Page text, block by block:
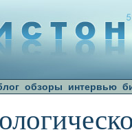
обзоры интервью